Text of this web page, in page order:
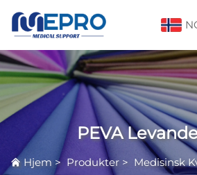
PEVA
Hjem > Produkter > Medisinsk